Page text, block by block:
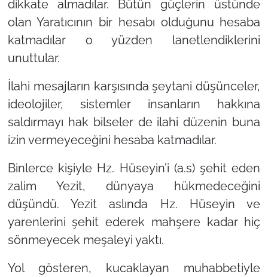
dikkate almadılar. Bütün güçlerin üstünde
olan Yaratıcının bir hesabı olduğunu hesaba
katmadılar o yüzden lanetlendiklerini
unuttular.
İlahi mesajların karşısında şeytani düşünceler,
ideolojiler, sistemler insanların hakkına
saldırmayı hak bilseler de ilahi düzenin buna
izin vermeyeceğini hesaba katmadılar.
Binlerce kişiyle Hz. Hüseyin’i (a.s) şehit eden
zalim Yezit, dünyaya hükmedeceğini
düşündü. Yezit aslında Hz. Hüseyin ve
yarenlerini şehit ederek mahşere kadar hiç
sönmeyecek meşaleyi yaktı.
Yol gösteren, kucaklayan muhabbetiyle